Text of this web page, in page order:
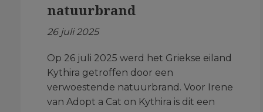
natuurbrand
26 juli 2025
Op 26 juli 2025 werd het Griekse eiland
Kythira getroffen door een
verwoestende natuurbrand. Voor Irene
van Adopt a Cat on Kythira is dit een